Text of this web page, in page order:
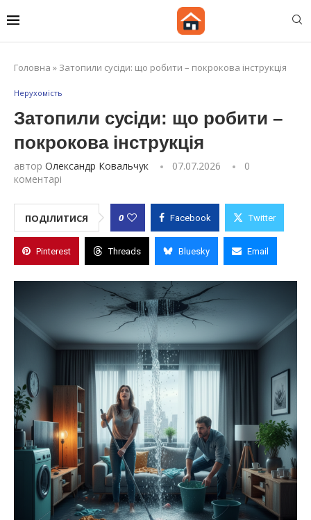
Головна » Затопили сусіди: що робити – покрокова інструкція
Нерухомість
Затопили сусіди: що робити –
покрокова інструкція
автор Олександр Ковальчук 07.07.2026
0
коментарі
ПОДІЛИТИСЯ 0 Facebook Twitter
Pinterest Threads Bluesky Email